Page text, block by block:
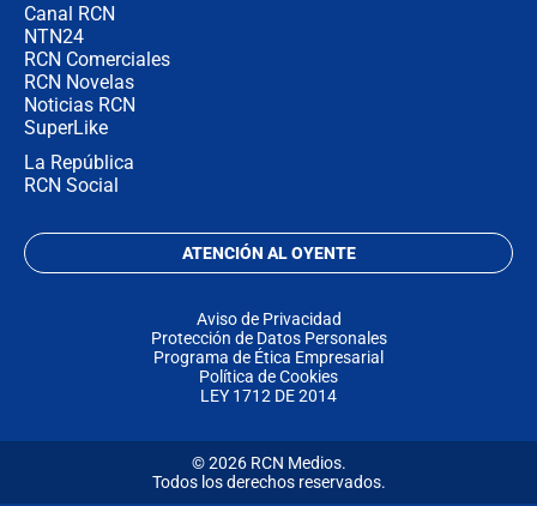
Canal RCN
NTN24
RCN Comerciales
RCN Novelas
Noticias RCN
SuperLike
La República
RCN Social
ATENCIÓN AL OYENTE
Aviso de Privacidad
Protección de Datos Personales
Programa de Ética Empresarial
Política de Cookies
LEY 1712 DE 2014
© 2026 RCN Medios.
Todos los derechos reservados.